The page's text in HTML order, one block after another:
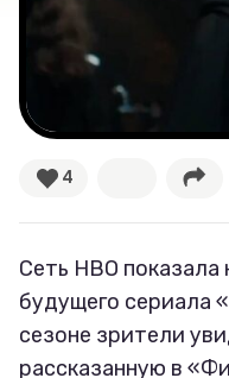
Тесты
Секспросвет
Великие женщины
Рецепты
Ваши истории
4
Сеть HBO
будущего сериала
сезоне зрители
рассказанную в